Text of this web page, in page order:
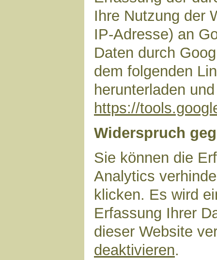
Ihre Nutzung der
IP-Adresse) an
Daten durch
dem folgenden
herunterladen
https://
Widerspruch
Sie können die
Analytics
klicken. Es wird
Erfassung Ihrer
dieser Website
deaktivieren.